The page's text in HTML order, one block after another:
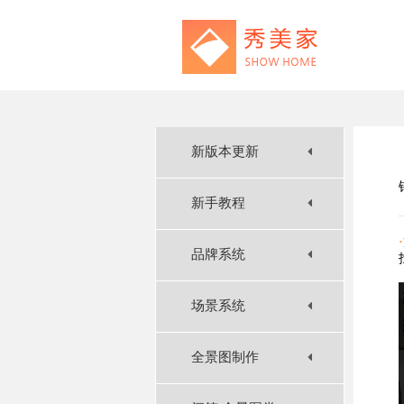
新版本更新
新手教程
品牌系统
场景系统
全景图制作